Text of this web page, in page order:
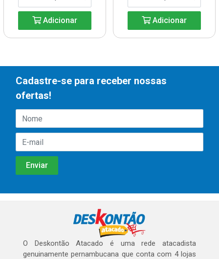
Adicionar Adicionar
Cadastre-se para receber nossas
ofertas!
O Deskontão Atacado é uma rede atacadista
genuinamente pernambucana que conta com 4 lojas